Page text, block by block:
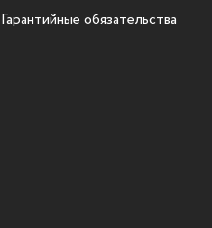
Гарантийные обязательства